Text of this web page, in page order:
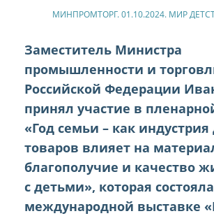
МИНПРОМТОРГ. 01.10.2024. МИР
Заместитель Министра
промышленности и
Российской Федерации
принял участие в
«Год семьи – как индустрия
товаров влияет на
благополучие и качество
с детьми», которая
международной выставке